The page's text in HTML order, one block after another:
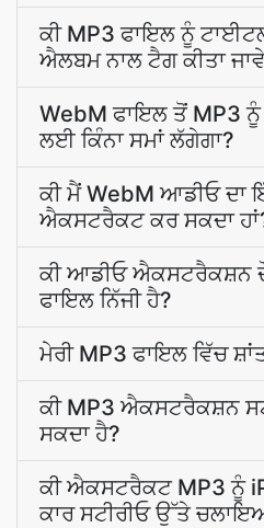
ਕੀ MP3 ਫਾਇਲ ਨੂੰ
ਐਲਬਮ ਨਾਲ ਟੈਗ ਕੀਤਾ
WebM ਫਾਇਲ ਤੋਂ MP3
ਲਈ ਕਿੰਨਾ ਸਮਾਂ ਲੱਗੇਗਾ?
ਕੀ ਮੈਂ WebM ਆਡੀਓ ਦਾ
ਐਕਸਟਰੈਕਟ ਕਰ ਸਕਦਾ
ਕੀ ਆਡੀਓ ਐਕਸਟਰੈਕਸ਼ਨ
ਫਾਇਲ ਨਿੱਜੀ ਹੈ?
ਮੇਰੀ MP3 ਫਾਇਲ ਵਿੱਚ
ਕੀ MP3 ਐਕਸਟਰੈਕਸ਼ਨ
ਸਕਦਾ ਹੈ?
ਕੀ ਐਕਸਟਰੈਕਟ MP3 ਨੂੰ
ਕਾਰ ਸਟੀਰੀਓ ਉੱਤੇ